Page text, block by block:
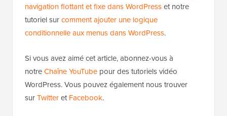
navigation flottant et fixe dans WordPresset notre
tutoriel surcomment ajouter une logique
conditionnelle aux menus dans WordPress.
Si vous avez aimé cet article, abonnez-vous à
notreChaîne YouTube pour des tutoriels vidéo
WordPress. Vous pouvez également nous trouver
surTwitteretFacebook.